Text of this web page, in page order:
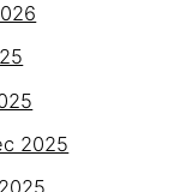
2025